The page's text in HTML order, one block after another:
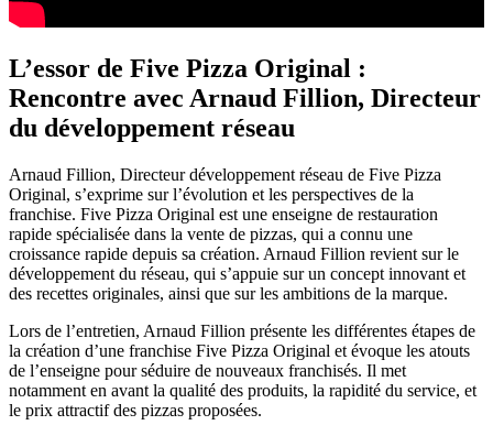
L’essor de Five Pizza Original :
Rencontre avec Arnaud Fillion, Directeur
du développement réseau
Arnaud Fillion, Directeur développement réseau de Five Pizza
Original, s’exprime sur l’évolution et les perspectives de la
franchise. Five Pizza Original est une enseigne de restauration
rapide spécialisée dans la vente de pizzas, qui a connu une
croissance rapide depuis sa création. Arnaud Fillion revient sur le
développement du réseau, qui s’appuie sur un concept innovant et
des recettes originales, ainsi que sur les ambitions de la marque.
Lors de l’entretien, Arnaud Fillion présente les différentes étapes de
la création d’une franchise Five Pizza Original et évoque les atouts
de l’enseigne pour séduire de nouveaux franchisés. Il met
notamment en avant la qualité des produits, la rapidité du service, et
le prix attractif des pizzas proposées.